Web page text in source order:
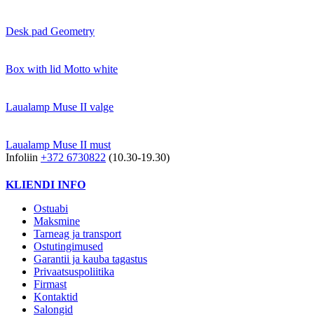
Desk pad Geometry
Box with lid Motto white
Laualamp Muse II valge
Laualamp Muse II must
Infoliin +372 6730822 (10.30-19.30)
KLIENDI INFO
Ostuabi
Maksmine
Tarneag ja transport
Ostutingimused
Garantii ja kauba tagastus
Privaatsuspoliitika
Firmast
Kontaktid
Salongid